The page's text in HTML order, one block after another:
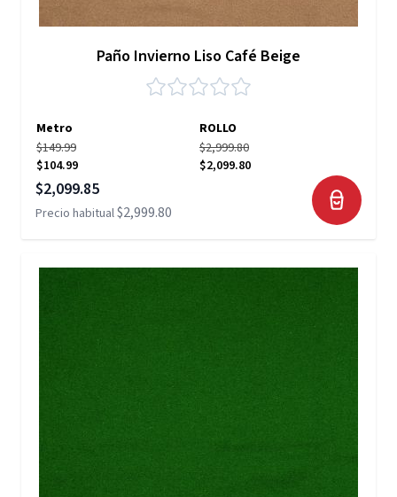
Paño Invierno Liso Café Beige
Metro
ROLLO
$149.99
$104.99
$2,999.80
$2,099.80
Precio especial
$2,099.85
Precio habitual$2,999.80